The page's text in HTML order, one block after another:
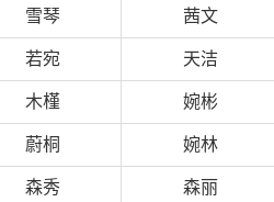
雪琴 茜文
若宛 天洁
木槿 婉彬
蔚桐 婉林
森秀 森丽